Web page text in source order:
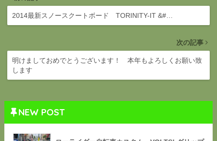
2014最新スノースクートボード TORINITY-IT &#…
次の記事
明けましておめでとうございます！ 本年もよろしくお願い致
します
NEW POST